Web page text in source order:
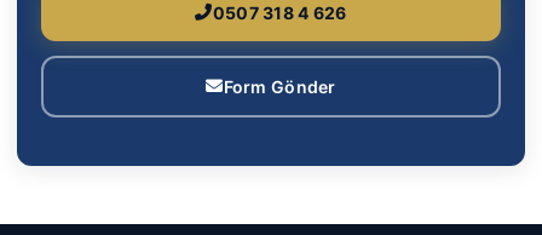
0507 318 4 626
Form Gönder